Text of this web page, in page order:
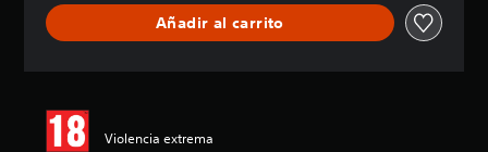
i
c
Añadir al carrito
Violencia extrema